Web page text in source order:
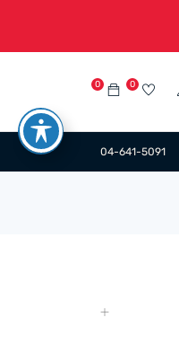
0 0
04-641-5091